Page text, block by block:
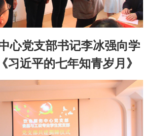
心党支部书记李冰强向学
习近平的七年知青岁月》